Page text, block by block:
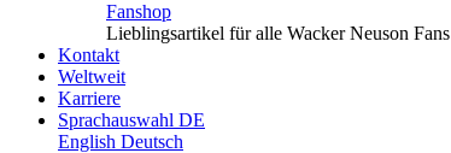
Fanshop
Lieblingsartikel für alle Wacker Neuson Fans
Kontakt
Weltweit
Karriere
Sprachauswahl DE
English Deutsch